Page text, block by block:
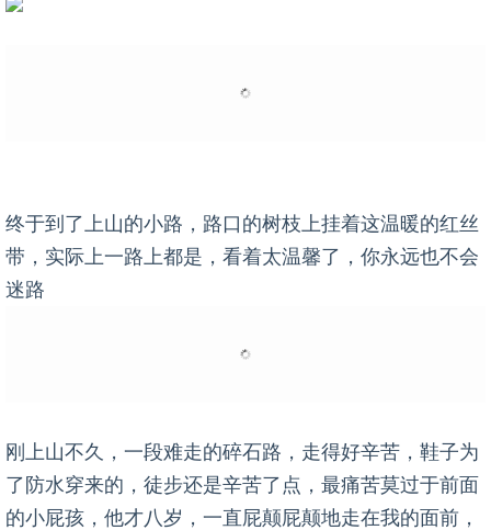
终于到了上山的小路，路口的树枝上挂着这温暖的红丝
带，实际上一路上都是，看着太温馨了，你永远也不会
迷路
刚上山不久，一段难走的碎石路，走得好辛苦，鞋子为
了防水穿来的，徒步还是辛苦了点，最痛苦莫过于前面
的小屁孩，他才八岁，一直屁颠屁颠地走在我的面前，